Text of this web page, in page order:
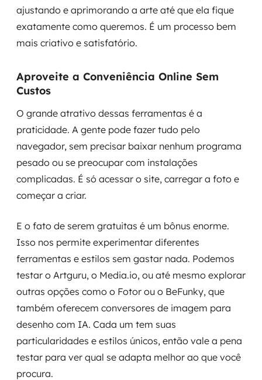
ajustando e aprimorando a arte até que ela fique
exatamente como queremos. É um processo bem
mais criativo e satisfatório.
Aproveite a Conveniência Online Sem
Custos
O grande atrativo dessas ferramentas é a
praticidade. A gente pode fazer tudo pelo
navegador, sem precisar baixar nenhum programa
pesado ou se preocupar com instalações
complicadas. É só acessar o site, carregar a foto e
começar a criar.
E o fato de serem gratuitas é um bônus enorme.
Isso nos permite experimentar diferentes
ferramentas e estilos sem gastar nada. Podemos
testar o Artguru, o Media.io, ou até mesmo explorar
outras opções como o Fotor ou o BeFunky, que
também oferecem conversores de imagem para
desenho com IA. Cada um tem suas
particularidades e estilos únicos, então vale a pena
testar para ver qual se adapta melhor ao que você
procura.